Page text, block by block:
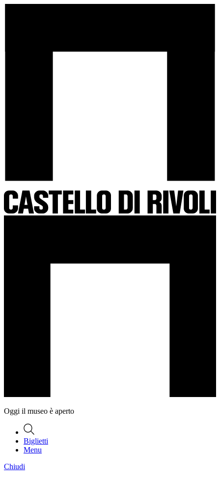
all'homepage
Oggi il museo è aperto
Biglietti
Menu
Chiudi